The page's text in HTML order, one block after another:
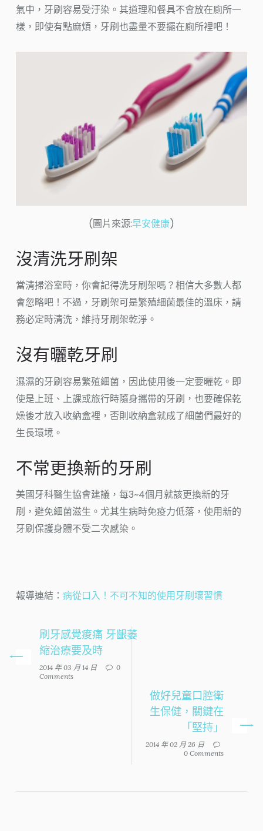
氣中，牙刷容易受汙染。其道理和餐具不會放在廁所一
樣，即使有點麻煩，牙刷也盡量不要擺在廁所裡吧！
(圖片來源:早安健康)
沒清洗牙刷架
當清掃浴室時，你會記得洗牙刷架嗎？相信大多數人都
會忽略吧！不過，牙刷架可是繁殖細菌最佳的溫床，請
務必定時清洗，維持牙刷架乾淨。
沒有曬乾牙刷
濕濕的牙刷容易繁殖細菌，因此使用後一定要曬乾。即
使是上班、上課或旅行時隨身攜帶的牙刷，也要確保乾
燥後才放入收納盒裡，否則收納盒就成了細菌們最好的
生長環境。
不常更換新的牙刷
美國牙科醫生協會建議，每3~4個月就該更換新的牙
刷，避免細菌滋生。尤其生病時免疫力低落，使用新的
牙刷保護身體不受二次感染。
報導連結： 病從口入！不可不知的使用牙刷壞習慣
刷牙感覺痠痛 牙齦萎
縮治療要及時
2014 年 03 月 14 日
0
Comments
做好兒童口腔衛
生保健，關鍵在
「堅持」
2014 年 02 月 26 日
0 Comments